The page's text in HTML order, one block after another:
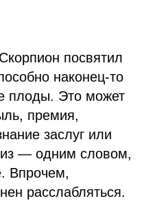
посвятил
наконец-то
плоды. Это может
премия,
заслуг или
— одним словом,
Впрочем,
расслабляться.